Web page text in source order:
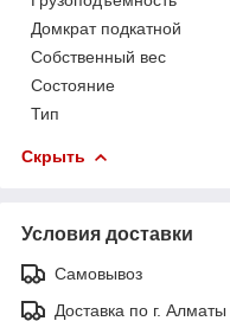
Домкрат подкатной
Собственный вес
Состояние
Тип
Скрыть
Условия доставки
Самовывоз
Доставка по г. Алматы